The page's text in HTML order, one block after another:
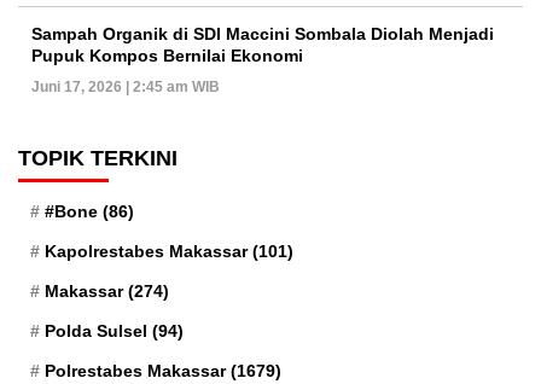
Sampah Organik di SDI Maccini Sombala Diolah Menjadi
Pupuk Kompos Bernilai Ekonomi
Juni 17, 2026 | 2:45 am WIB
TOPIK TERKINI
#Bone (86)
Kapolrestabes Makassar(101)
Makassar(274)
Polda Sulsel (94)
Polrestabes Makassar(1679)